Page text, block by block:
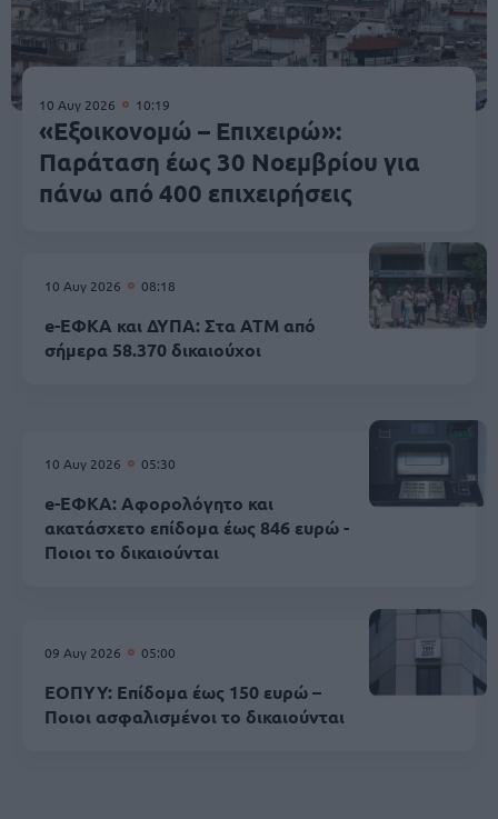
10 Αυγ 2026 10:19
«Εξοικονομώ – Επιχειρώ»:
Παράταση έως 30 Νοεμβρίου για
πάνω από 400 επιχειρήσεις
10 Αυγ 2026 08:18
e-ΕΦΚΑ και ΔΥΠΑ: Στα ΑΤΜ από
σήμερα 58.370 δικαιούχοι
10 Αυγ 2026 05:30
e-ΕΦΚΑ: Αφορολόγητο και
ακατάσχετο επίδομα έως 846 ευρώ -
Ποιοι το δικαιούνται
09 Αυγ 2026 05:00
ΕΟΠΥΥ: Επίδομα έως 150 ευρώ –
Ποιοι ασφαλισμένοι το δικαιούνται